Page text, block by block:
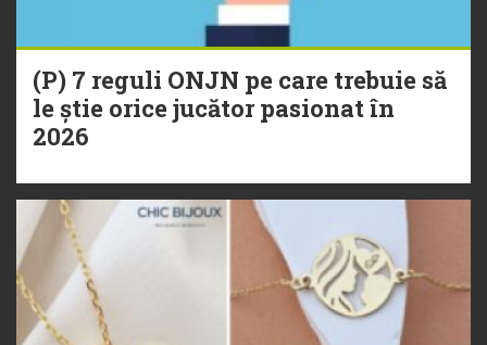
(P) 7 reguli ONJN pe care trebuie să
le știe orice jucător pasionat în
2026